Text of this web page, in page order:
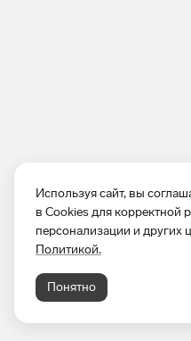
Используя сайт, вы
в Cookies для корректной
персонализации и других
Политикой.
Понятно